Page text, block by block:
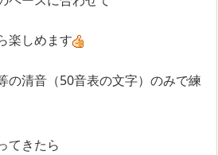
楽しめます
の清音（50音表の文字）のみで練
てきたら